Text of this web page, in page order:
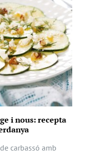
i nous: recepta
carbassó amb